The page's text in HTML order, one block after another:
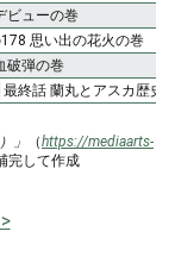
ビューの巻
思い出の花火の巻
弾の巻
最終話 蘭丸とアスカ歴史
」 （https://mediaarts-
完して作成